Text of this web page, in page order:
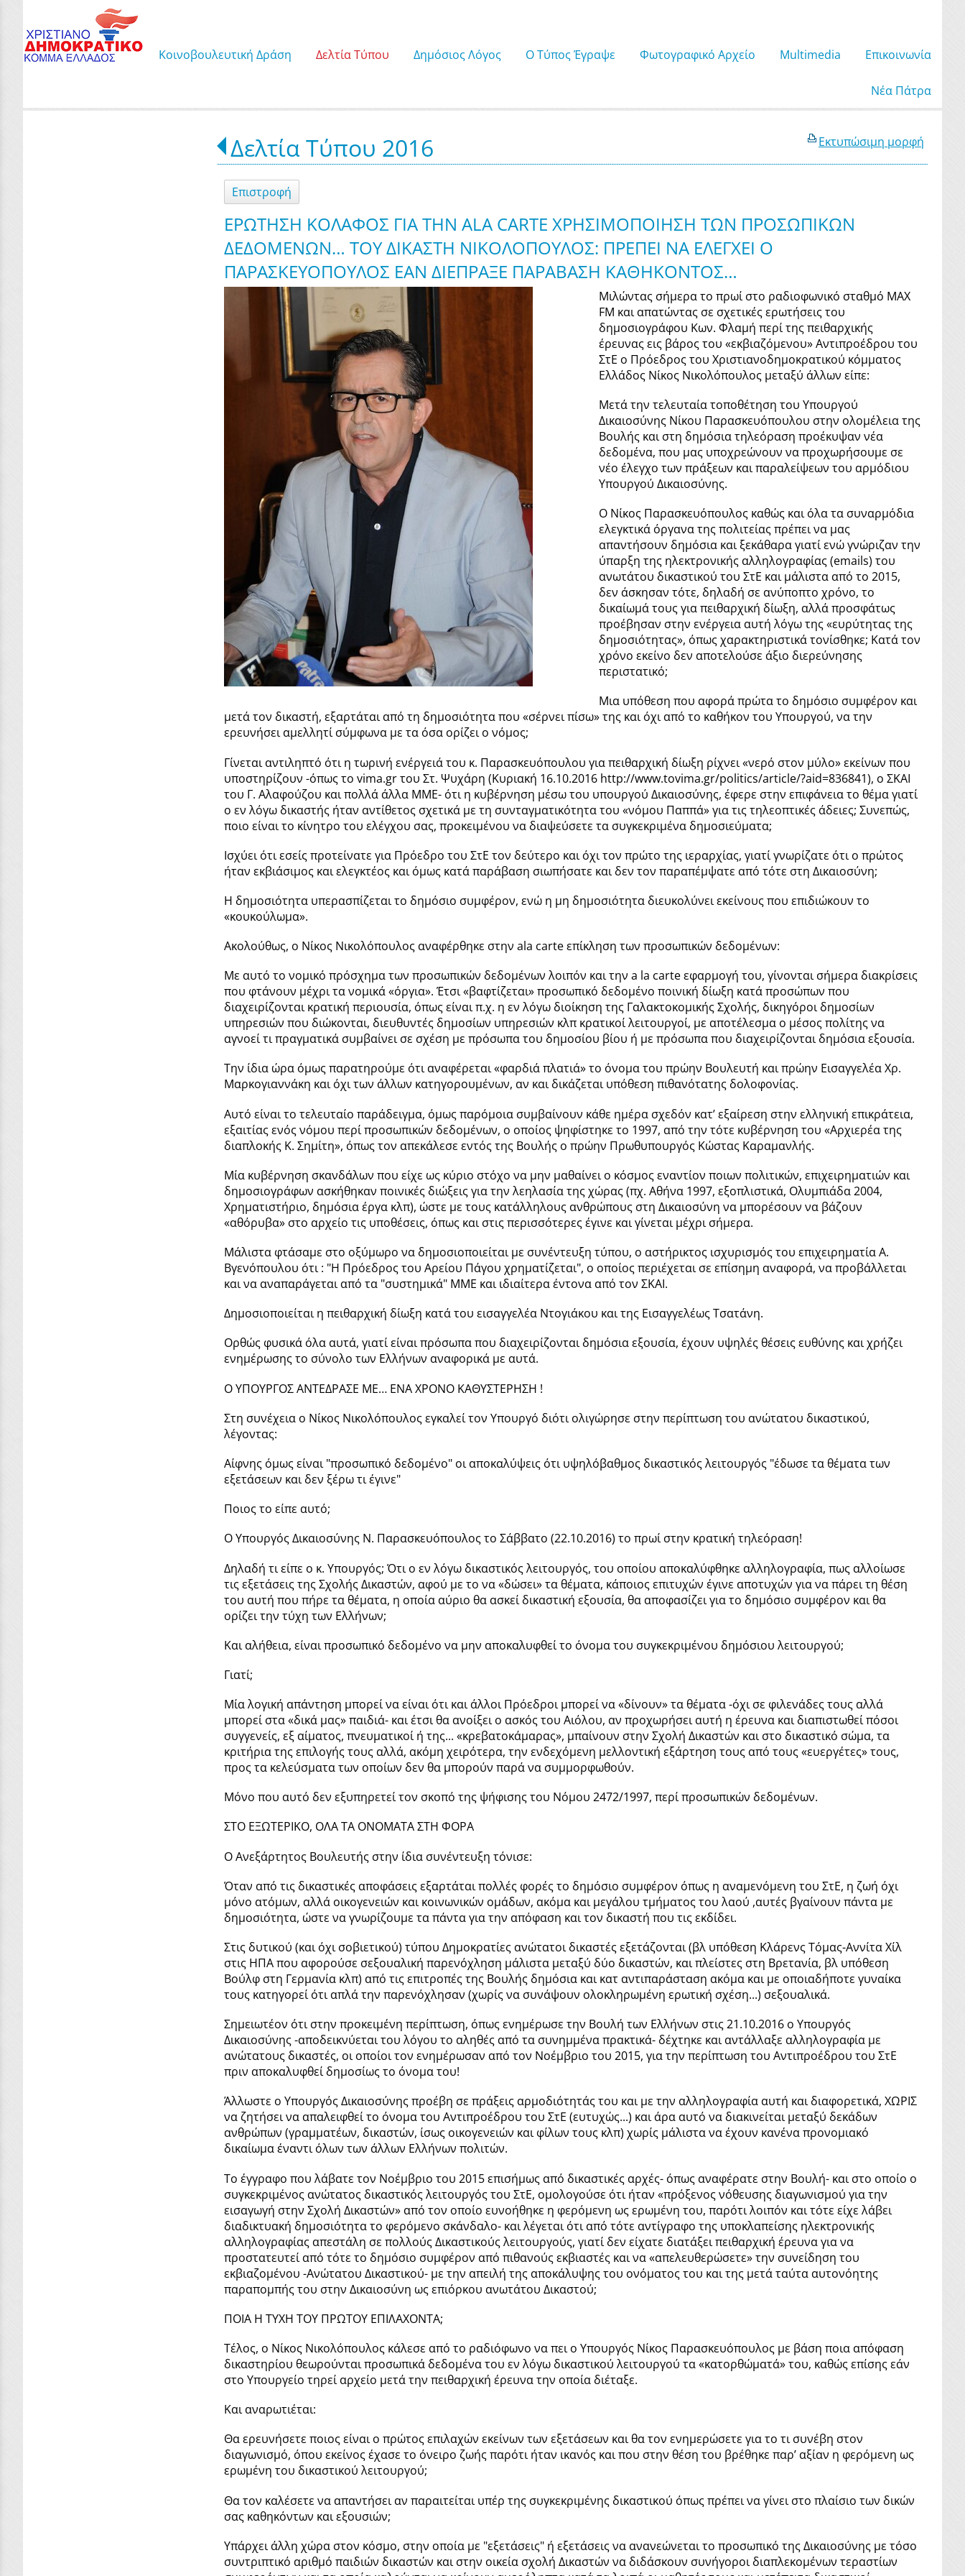
Κοινοβουλευτική Δράση Δελτία Τύπου Δημόσιος Λόγος Ο Τύπος Έγραψε Φωτογραφικό Αρχείο Μultimedia Επικοινωνία
Νέα Πάτρα
Εκτυπώσιμη μορφή
Δελτία Τύπου 2016
Επιστροφή
ΕΡΩΤΗΣΗ ΚΟΛΑΦΟΣ ΓΙΑ ΤΗΝ ALA CARTE ΧΡΗΣΙΜΟΠΟΙΗΣΗ ΤΩΝ ΠΡΟΣΩΠΙΚΩΝ
ΔΕΔΟΜΕΝΩΝ… ΤΟΥ ΔΙΚΑΣΤΗ ΝΙΚΟΛΟΠΟΥΛΟΣ: ΠΡΕΠΕΙ ΝΑ ΕΛΕΓΧΕΙ Ο
ΠΑΡΑΣΚΕΥΟΠΟΥΛΟΣ ΕΑΝ ΔΙΕΠΡΑΞΕ ΠΑΡΑΒΑΣΗ ΚΑΘΗΚΟΝΤΟΣ…
Μιλώντας σήμερα το πρωί στο ραδιοφωνικό σταθμό MAX
FM και απατώντας σε σχετικές ερωτήσεις του
δημοσιογράφου Κων. Φλαμή περί της πειθαρχικής
έρευνας εις βάρος του «εκβιαζόμενου» Αντιπροέδρου του
ΣτΕ ο Πρόεδρος του Χριστιανοδημοκρατικού κόμματος
Ελλάδος Νίκος Νικολόπουλος μεταξύ άλλων είπε:
Μετά την τελευταία τοποθέτηση του Υπουργού
Δικαιοσύνης Νίκου Παρασκευόπουλου στην ολομέλεια της
Βουλής και στη δημόσια τηλεόραση προέκυψαν νέα
δεδομένα, που μας υποχρεώνουν να προχωρήσουμε σε
νέο έλεγχο των πράξεων και παραλείψεων του αρμόδιου
Υπουργού Δικαιοσύνης.
Ο Νίκος Παρασκευόπουλος καθώς και όλα τα συναρμόδια
ελεγκτικά όργανα της πολιτείας πρέπει να μας
απαντήσουν δημόσια και ξεκάθαρα γιατί ενώ γνώριζαν την
ύπαρξη της ηλεκτρονικής αλληλογραφίας (emails) του
ανωτάτου δικαστικού του ΣτΕ και μάλιστα από το 2015,
δεν άσκησαν τότε, δηλαδή σε ανύποπτο χρόνο, το
δικαίωμά τους για πειθαρχική δίωξη, αλλά προσφάτως
προέβησαν στην ενέργεια αυτή λόγω της «ευρύτητας της
δημοσιότητας», όπως χαρακτηριστικά τονίσθηκε; Κατά τον
χρόνο εκείνο δεν αποτελούσε άξιο διερεύνησης
περιστατικό;
Μια υπόθεση που αφορά πρώτα το δημόσιο συμφέρον και
μετά τον δικαστή, εξαρτάται από τη δημοσιότητα που «σέρνει πίσω» της και όχι από το καθήκον του Υπουργού, να την
ερευνήσει αμελλητί σύμφωνα με τα όσα ορίζει ο νόμος;
Γίνεται αντιληπτό ότι η τωρινή ενέργειά του κ. Παρασκευόπουλου για πειθαρχική δίωξη ρίχνει «νερό στον μύλο» εκείνων που
υποστηρίζουν -όπως το vima.gr του Στ. Ψυχάρη (Κυριακή 16.10.2016 http://www.tovima.gr/politics/article/?aid=836841), ο ΣΚΑΙ
του Γ. Αλαφούζου και πολλά άλλα ΜΜΕ- ότι η κυβέρνηση μέσω του υπουργού Δικαιοσύνης, έφερε στην επιφάνεια το θέμα γιατί
ο εν λόγω δικαστής ήταν αντίθετος σχετικά με τη συνταγματικότητα του «νόμου Παππά» για τις τηλεοπτικές άδειες; Συνεπώς,
ποιο είναι το κίνητρο του ελέγχου σας, προκειμένου να διαψεύσετε τα συγκεκριμένα δημοσιεύματα;
Ισχύει ότι εσείς προτείνατε για Πρόεδρο του ΣτΕ τον δεύτερο και όχι τον πρώτο της ιεραρχίας, γιατί γνωρίζατε ότι ο πρώτος
ήταν εκβιάσιμος και ελεγκτέος και όμως κατά παράβαση σιωπήσατε και δεν τον παραπέμψατε από τότε στη Δικαιοσύνη;
Η δημοσιότητα υπερασπίζεται το δημόσιο συμφέρον, ενώ η μη δημοσιότητα διευκολύνει εκείνους που επιδιώκουν το
«κουκούλωμα».
Ακολούθως, ο Νίκος Νικολόπουλος αναφέρθηκε στην ala carte επίκληση των προσωπικών δεδομένων:
Με αυτό το νομικό πρόσχημα των προσωπικών δεδομένων λοιπόν και την a la carte εφαρμογή του, γίνονται σήμερα διακρίσεις
που φτάνουν μέχρι τα νομικά «όργια». Έτσι «βαφτίζεται» προσωπικό δεδομένο ποινική δίωξη κατά προσώπων που
διαχειρίζονται κρατική περιουσία, όπως είναι π.χ. η εν λόγω διοίκηση της Γαλακτοκομικής Σχολής, δικηγόροι δημοσίων
υπηρεσιών που διώκονται, διευθυντές δημοσίων υπηρεσιών κλπ κρατικοί λειτουργοί, με αποτέλεσμα ο μέσος πολίτης να
αγνοεί τι πραγματικά συμβαίνει σε σχέση με πρόσωπα του δημοσίου βίου ή με πρόσωπα που διαχειρίζονται δημόσια εξουσία.
Την ίδια ώρα όμως παρατηρούμε ότι αναφέρεται «φαρδιά πλατιά» το όνομα του πρώην Βουλευτή και πρώην Εισαγγελέα Χρ.
Μαρκογιαννάκη και όχι των άλλων κατηγορουμένων, αν και δικάζεται υπόθεση πιθανότατης δολοφονίας.
Αυτό είναι το τελευταίο παράδειγμα, όμως παρόμοια συμβαίνουν κάθε ημέρα σχεδόν κατ’ εξαίρεση στην ελληνική επικράτεια,
εξαιτίας ενός νόμου περί προσωπικών δεδομένων, ο οποίος ψηφίστηκε το 1997, από την τότε κυβέρνηση του «Αρχιερέα της
διαπλοκής Κ. Σημίτη», όπως τον απεκάλεσε εντός της Βουλής ο πρώην Πρωθυπουργός Κώστας Καραμανλής.
Μία κυβέρνηση σκανδάλων που είχε ως κύριο στόχο να μην μαθαίνει ο κόσμος εναντίον ποιων πολιτικών, επιχειρηματιών και
δημοσιογράφων ασκήθηκαν ποινικές διώξεις για την λεηλασία της χώρας (πχ. Αθήνα 1997, εξοπλιστικά, Ολυμπιάδα 2004,
Χρηματιστήριο, δημόσια έργα κλπ), ώστε με τους κατάλληλους ανθρώπους στη Δικαιοσύνη να μπορέσουν να βάζουν
«αθόρυβα» στο αρχείο τις υποθέσεις, όπως και στις περισσότερες έγινε και γίνεται μέχρι σήμερα.
Μάλιστα φτάσαμε στο οξύμωρο να δημοσιοποιείται με συνέντευξη τύπου, ο αστήρικτος ισχυρισμός του επιχειρηματία Α.
Βγενόπουλου ότι : "Η Πρόεδρος του Αρείου Πάγου χρηματίζεται", ο οποίος περιέχεται σε επίσημη αναφορά, να προβάλλεται
και να αναπαράγεται από τα "συστημικά" ΜΜΕ και ιδιαίτερα έντονα από τον ΣΚΑΙ.
Δημοσιοποιείται η πειθαρχική δίωξη κατά του εισαγγελέα Ντογιάκου και της Εισαγγελέως Τσατάνη.
Ορθώς φυσικά όλα αυτά, γιατί είναι πρόσωπα που διαχειρίζονται δημόσια εξουσία, έχουν υψηλές θέσεις ευθύνης και χρήζει
ενημέρωσης το σύνολο των Ελλήνων αναφορικά με αυτά.
Ο ΥΠΟΥΡΓΟΣ ΑΝΤΕΔΡΑΣΕ ΜΕ… ΕΝΑ ΧΡΟΝΟ ΚΑΘΥΣΤΕΡΗΣΗ !
Στη συνέχεια ο Νίκος Νικολόπουλος εγκαλεί τον Υπουργό διότι ολιγώρησε στην περίπτωση του ανώτατου δικαστικού,
λέγοντας:
Αίφνης όμως είναι "προσωπικό δεδομένο" οι αποκαλύψεις ότι υψηλόβαθμος δικαστικός λειτουργός "έδωσε τα θέματα των
εξετάσεων και δεν ξέρω τι έγινε"
Ποιος το είπε αυτό;
Ο Υπουργός Δικαιοσύνης Ν. Παρασκευόπουλος το Σάββατο (22.10.2016) το πρωί στην κρατική τηλεόραση!
Δηλαδή τι είπε ο κ. Υπουργός; Ότι ο εν λόγω δικαστικός λειτουργός, του οποίου αποκαλύφθηκε αλληλογραφία, πως αλλοίωσε
τις εξετάσεις της Σχολής Δικαστών, αφού με το να «δώσει» τα θέματα, κάποιος επιτυχών έγινε αποτυχών για να πάρει τη θέση
του αυτή που πήρε τα θέματα, η οποία αύριο θα ασκεί δικαστική εξουσία, θα αποφασίζει για το δημόσιο συμφέρον και θα
ορίζει την τύχη των Ελλήνων;
Και αλήθεια, είναι προσωπικό δεδομένο να μην αποκαλυφθεί το όνομα του συγκεκριμένου δημόσιου λειτουργού;
Γιατί;
Μία λογική απάντηση μπορεί να είναι ότι και άλλοι Πρόεδροι μπορεί να «δίνουν» τα θέματα -όχι σε φιλενάδες τους αλλά
μπορεί στα «δικά μας» παιδιά- και έτσι θα ανοίξει ο ασκός του Αιόλου, αν προχωρήσει αυτή η έρευνα και διαπιστωθεί πόσοι
συγγενείς, εξ αίματος, πνευματικοί ή της... «κρεβατοκάμαρας», μπαίνουν στην Σχολή Δικαστών και στο δικαστικό σώμα, τα
κριτήρια της επιλογής τους αλλά, ακόμη χειρότερα, την ενδεχόμενη μελλοντική εξάρτηση τους από τους «ευεργέτες» τους,
προς τα κελεύσματα των οποίων δεν θα μπορούν παρά να συμμορφωθούν.
Μόνο που αυτό δεν εξυπηρετεί τον σκοπό της ψήφισης του Νόμου 2472/1997, περί προσωπικών δεδομένων.
ΣΤΟ ΕΞΩΤΕΡΙΚΟ, ΟΛΑ ΤΑ ΟΝΟΜΑΤΑ ΣΤΗ ΦΟΡΑ
Ο Ανεξάρτητος Βουλευτής στην ίδια συνέντευξη τόνισε:
Όταν από τις δικαστικές αποφάσεις εξαρτάται πολλές φορές το δημόσιο συμφέρον όπως η αναμενόμενη του ΣτΕ, η ζωή όχι
μόνο ατόμων, αλλά οικογενειών και κοινωνικών ομάδων, ακόμα και μεγάλου τμήματος του λαού ,αυτές βγαίνουν πάντα με
δημοσιότητα, ώστε να γνωρίζουμε τα πάντα για την απόφαση και τον δικαστή που τις εκδίδει.
Στις δυτικού (και όχι σοβιετικού) τύπου Δημοκρατίες ανώτατοι δικαστές εξετάζονται (βλ υπόθεση Κλάρενς Τόμας-Αννίτα Χίλ
στις ΗΠΑ που αφορούσε σεξουαλική παρενόχληση μάλιστα μεταξύ δύο δικαστών, και πλείστες στη Βρετανία, βλ υπόθεση
Βούλφ στη Γερμανία κλπ) από τις επιτροπές της Βουλής δημόσια και κατ αντιπαράσταση ακόμα και με οποιαδήποτε γυναίκα
τους κατηγορεί ότι απλά την παρενόχλησαν (χωρίς να συνάψουν ολοκληρωμένη ερωτική σχέση...) σεξουαλικά.
Σημειωτέον ότι στην προκειμένη περίπτωση, όπως ενημέρωσε την Βουλή των Ελλήνων στις 21.10.2016 ο Υπουργός
Δικαιοσύνης -αποδεικνύεται του λόγου το αληθές από τα συνημμένα πρακτικά- δέχτηκε και αντάλλαξε αλληλογραφία με
ανώτατους δικαστές, οι οποίοι τον ενημέρωσαν από τον Νοέμβριο του 2015, για την περίπτωση του Αντιπροέδρου του ΣτΕ
πριν αποκαλυφθεί δημοσίως το όνομα του!
Άλλωστε ο Υπουργός Δικαιοσύνης προέβη σε πράξεις αρμοδιότητάς του και με την αλληλογραφία αυτή και διαφορετικά, ΧΩΡΙΣ
να ζητήσει να απαλειφθεί το όνομα του Αντιπροέδρου του ΣτΕ (ευτυχώς...) και άρα αυτό να διακινείται μεταξύ δεκάδων
ανθρώπων (γραμματέων, δικαστών, ίσως οικογενειών και φίλων τους κλπ) χωρίς μάλιστα να έχουν κανένα προνομιακό
δικαίωμα έναντι όλων των άλλων Ελλήνων πολιτών.
Το έγγραφο που λάβατε τον Νοέμβριο του 2015 επισήμως από δικαστικές αρχές- όπως αναφέρατε στην Βουλή- και στο οποίο ο
συγκεκριμένος ανώτατος δικαστικός λειτουργός του ΣτΕ, ομολογούσε ότι ήταν «πρόξενος νόθευσης διαγωνισμού για την
εισαγωγή στην Σχολή Δικαστών» από τον οποίο ευνοήθηκε η φερόμενη ως ερωμένη του, παρότι λοιπόν και τότε είχε λάβει
διαδικτυακή δημοσιότητα το φερόμενο σκάνδαλο- και λέγεται ότι από τότε αντίγραφο της υποκλαπείσης ηλεκτρονικής
αλληλογραφίας απεστάλη σε πολλούς Δικαστικούς λειτουργούς, γιατί δεν είχατε διατάξει πειθαρχική έρευνα για να
προστατευτεί από τότε το δημόσιο συμφέρον από πιθανούς εκβιαστές και να «απελευθερώσετε» την συνείδηση του
εκβιαζομένου -Ανώτατου Δικαστικού- με την απειλή της αποκάλυψης του ονόματος του και της μετά ταύτα αυτονόητης
παραπομπής του στην Δικαιοσύνη ως επιόρκου ανωτάτου Δικαστού;
ΠΟΙΑ Η ΤΥΧΗ ΤΟΥ ΠΡΩΤΟΥ ΕΠΙΛΑΧΟΝΤΑ;
Τέλος, ο Νίκος Νικολόπουλος κάλεσε από το ραδιόφωνο να πει ο Υπουργός Νίκος Παρασκευόπουλος με βάση ποια απόφαση
δικαστηρίου θεωρούνται προσωπικά δεδομένα του εν λόγω δικαστικού λειτουργού τα «κατορθώματά» του, καθώς επίσης εάν
στο Υπουργείο τηρεί αρχείο μετά την πειθαρχική έρευνα την οποία διέταξε.
Και αναρωτιέται:
Θα ερευνήσετε ποιος είναι ο πρώτος επιλαχών εκείνων των εξετάσεων και θα τον ενημερώσετε για το τι συνέβη στον
διαγωνισμό, όπου εκείνος έχασε το όνειρο ζωής παρότι ήταν ικανός και που στην θέση του βρέθηκε παρ’ αξίαν η φερόμενη ως
ερωμένη του δικαστικού λειτουργού;
Θα τον καλέσετε να απαντήσει αν παραιτείται υπέρ της συγκεκριμένης δικαστικού όπως πρέπει να γίνει στο πλαίσιο των δικών
σας καθηκόντων και εξουσιών;
Υπάρχει άλλη χώρα στον κόσμο, στην οποία με "εξετάσεις" ή εξετάσεις να ανανεώνεται το προσωπικό της Δικαιοσύνης με τόσο
συντριπτικό αριθμό παιδιών δικαστών και στην οικεία σχολή Δικαστών να διδάσκουν συνήγοροι διαπλεκομένων τεραστίων